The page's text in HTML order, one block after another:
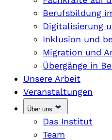
Berufsbildung
Digitalisierung
Inklusion und
Migration und
Übergänge in
Unsere Arbeit
Veranstaltungen
Über uns
Das Institut
Team